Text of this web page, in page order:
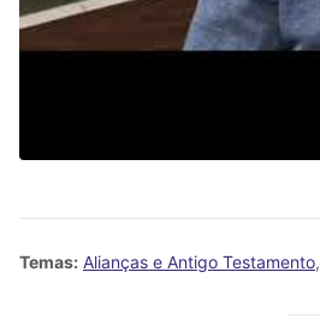
Temas: Alianças e Antigo Testamento,